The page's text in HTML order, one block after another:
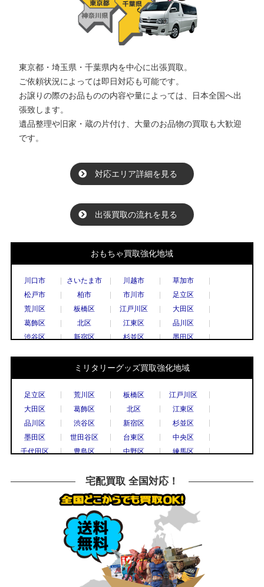
東京都・埼玉県・千葉県内を中心に出張買取。
ご依頼状況によっては即日対応も可能です。
お譲りの際のお品ものの内容や量によっては、日本全国へ出
張致します。
遺品整理や旧家・蔵の片付け、大量のお品物の買取も大歓迎
です。
対応エリア詳細を見る
出張買取の流れを見る
おもちゃ買取強化地域
川口市 さいたま市 川越市
草加市
松戸市
柏市 市川市
足立区
荒川区
板橋区 江戸川区
大田区
葛飾区
北区 江東区
品川区
渋谷区
新宿区 杉並区
墨田区
中野区 練馬区
文京区
港区
目黒区 国立市
小金井市
国分寺市
小平市 立川市
調布市
西東京市
八王子市 東村山市
日野市
府中市
三鷹市 武蔵野市
上尾市
春日部市
久喜市 熊谷市
越谷市
秩父市
所沢市 戸田市
新座市
鎌倉市 川崎市
相模原市
横須賀市 横浜市
宇都宮市
高崎市 前橋市
古河市
水戸市
ミリタリーグッズ買取強化地域
足立区 荒川区 板橋区
江戸川区
大田区
葛飾区 北区
江東区
品川区
渋谷区 新宿区
杉並区
墨田区
世田谷区 台東区
中央区
千代田区
豊島区 中野区
練馬区
横浜市
川崎市 川口市
越谷市
戸田市 さいたま市
所沢市
市川市 柏市
松戸市
高崎市 小山市
宅配買取 全国対応！